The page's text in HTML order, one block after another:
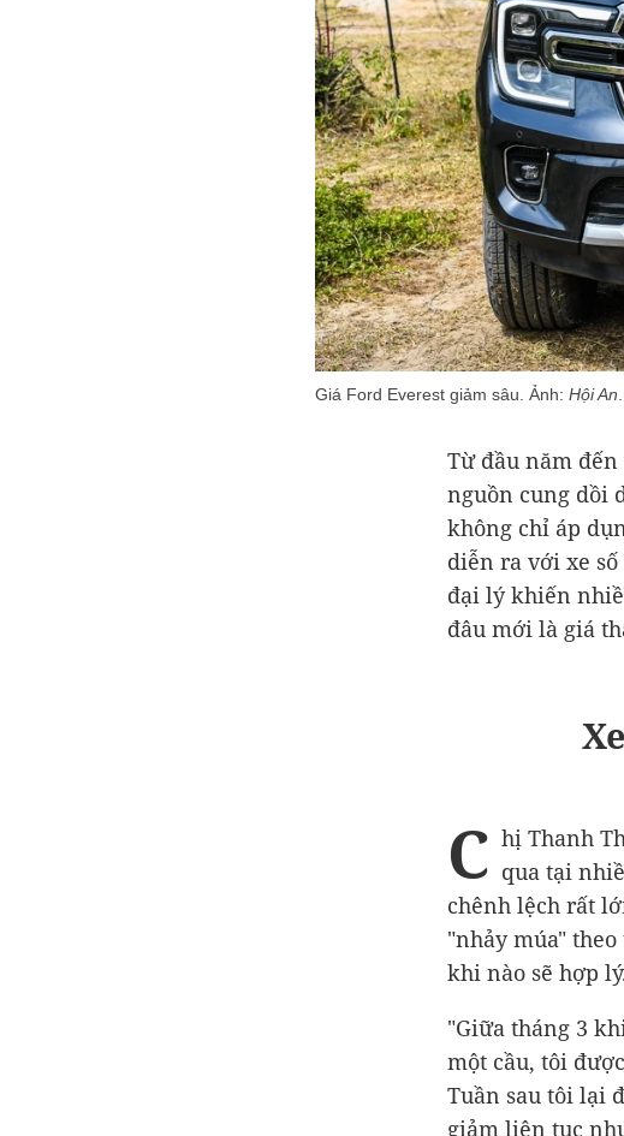
Giá Ford Everest giảm sâu. Ảnh: Hội An
Từ đầu năm đến
nguồn cung dồi
không chỉ áp
diễn ra với xe
đại lý khiến
đâu mới là giá
C hị Thanh
qua tại
chênh lệch rất
"nhảy múa"
khi nào sẽ hợp
"Giữa tháng 3
một cầu, tôi
Tuần sau tôi lại
giảm liên tục